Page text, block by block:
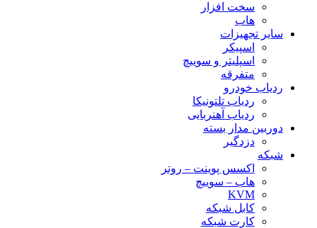
سخت افزار
هاب
سایر تجهیزات
اسپیکر
اسپلیتر و سوییچ
متفرقه
ردیاب خودرو
ردیاب تلتونیکا
ردیاب آهنربایی
دوربین مدار بسته
دزدگیر
شبکه
اکسس پوینت – روتر
هاب – سوییچ
KVM
کابل شبکه
کارت شبکه